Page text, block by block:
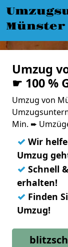
Münster
Umzug
☛ 100 %
Umzug von
Min. ➨
✓ Wir
Umzug
✓ Schnell
erhalten!
✓ Finden
Umzug!